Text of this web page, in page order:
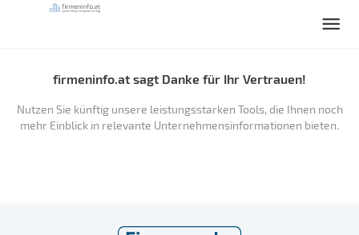
firmeninfo.at sagt Danke für Ihr Vertrauen!
Nutzen Sie künftig unsere leistungsstarken Tools, die Ihnen noch
mehr Einblick in relevante Unternehmensinformationen bieten.